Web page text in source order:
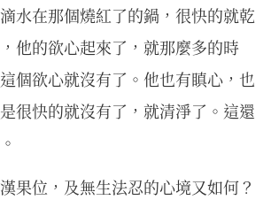
水在那個燒紅了的鍋，很快的就乾
他的欲心起來了，就那麼多的時
個欲心就沒有了。他也有瞋心，也
很快的就沒有了，就清淨了。這還
果位，及無生法忍的心境又如何？